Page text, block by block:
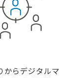
からデジタルマ